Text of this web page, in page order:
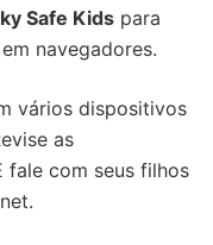
Safe Kids para
navegadores.
vários dispositivos
as
fale com seus filhos